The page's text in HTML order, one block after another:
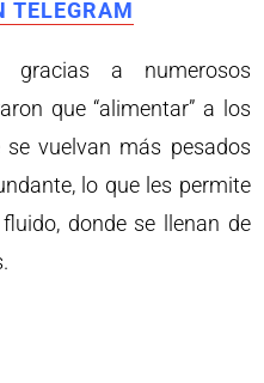
TELEGRAM
a numerosos
que “alimentar” a los
vuelvan más pesados
lo que les permite
donde se llenan de